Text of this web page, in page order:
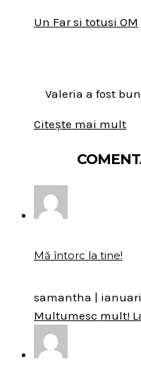
Un Far si totusi OM
Valeria a fost
Citește mai mult
Mă întorc la tine!
samantha |
Multumesc mult!